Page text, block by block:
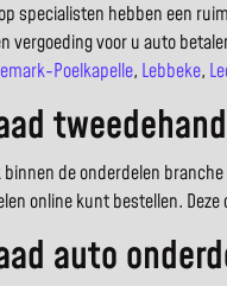
specialisten hebben een
vergoeding voor u auto
Poelkapelle, Lebbeke,
de onderdelen
online kunt bestellen.
auto